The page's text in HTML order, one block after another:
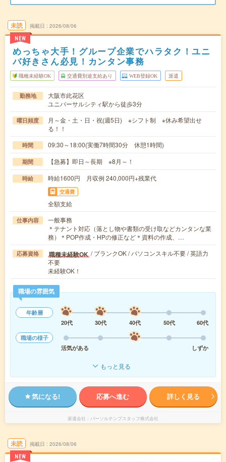
未読
NEW
掲載日 2026/08/06
めっちゃ大手！グループ企業でハラタク！ユニ
バ好きさん必見！カンタン事務
職種未経験OK 交通費別途支給あり WEB登録OK 派遣
勤務地
大阪市此花区
ユニバーサルシティ駅から徒歩3分
曜日頻度
月～金・土・日・祝(週5日) ※シフト制 ※休み希望出せ
る！！
時間 09:30～18:00(実働7時間30分 休憩1時間)
期間 【急募】即日～長期 ※8月～！
時給 時給1600円 月収例 240,000円+残業代
交通費
全額支給
仕事内容
一般事務
＊テナント対応（落とし物や書類の受け取などカンタンな業
務）＊POP作成・HPの修正など＊資料の作成、…
応募資格 職種未経験OK / ブランクOK / パソコンスキル不要 / 英語力
不要
未経験OK！
職場の雰囲気
年齢層
20代
30代 40代 50代
60代
職場の様子
活気がある
しずか
もっと見る
気になる! 応募へ進む 詳しく見る
派遣会社 パーソルテンプスタッフ株式会社
未読
NEW
掲載日 2026/08/06